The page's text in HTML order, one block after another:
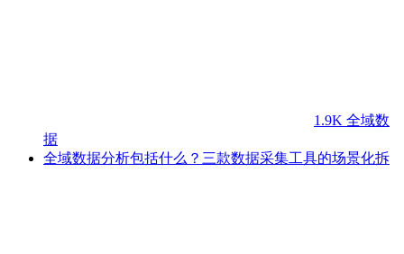
1.9K 全域数
据
全域数据分析包括什么？三款数据采集工具的场景化拆